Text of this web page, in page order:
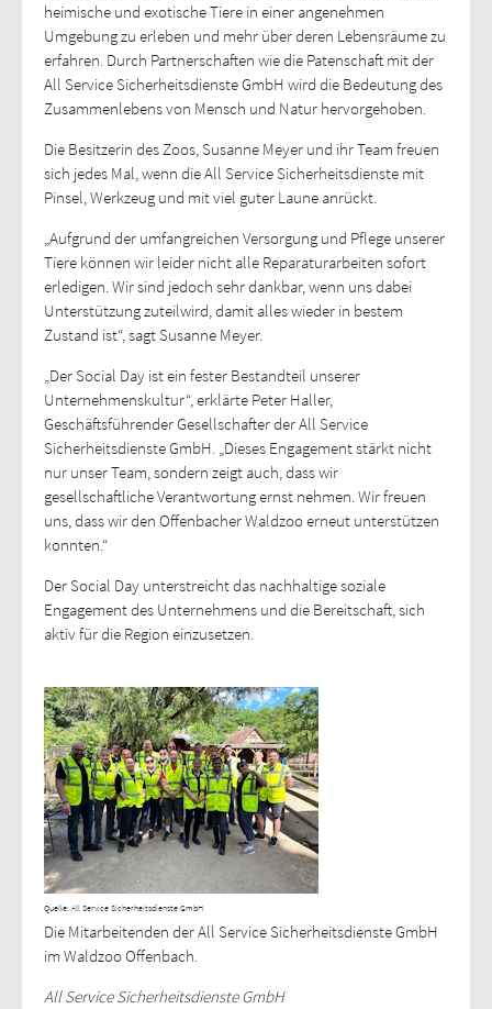
heimische und exotische Tiere in einer angenehmen
Umgebung zu erleben und mehr über deren Lebensräume zu
erfahren. Durch Partnerschaften wie die Patenschaft mit der
All Service Sicherheitsdienste GmbH wird die Bedeutung des
Zusammenlebens von Mensch und Natur hervorgehoben.
Die Besitzerin des Zoos, Susanne Meyer und ihr Team freuen
sich jedes Mal, wenn die All Service Sicherheitsdienste mit
Pinsel, Werkzeug und mit viel guter Laune anrückt.
„Aufgrund der umfangreichen Versorgung und Pflege unserer
Tiere können wir leider nicht alle Reparaturarbeiten sofort
erledigen. Wir sind jedoch sehr dankbar, wenn uns dabei
Unterstützung zuteilwird, damit alles wieder in bestem
Zustand ist“, sagt Susanne Meyer.
„Der Social Day ist ein fester Bestandteil unserer
Unternehmenskultur“, erklärte Peter Haller,
Geschäftsführender Gesellschafter der All Service
Sicherheitsdienste GmbH. „Dieses Engagement stärkt nicht
nur unser Team, sondern zeigt auch, dass wir
gesellschaftliche Verantwortung ernst nehmen. Wir freuen
uns, dass wir den Offenbacher Waldzoo erneut unterstützen
konnten.“
Der Social Day unterstreicht das nachhaltige soziale
Engagement des Unternehmens und die Bereitschaft, sich
aktiv für die Region einzusetzen.
Quelle: All Service Sicherheitsdienste GmbH
Die Mitarbeitenden der All Service Sicherheitsdienste GmbH
im Waldzoo Offenbach.
All Service Sicherheitsdienste GmbH